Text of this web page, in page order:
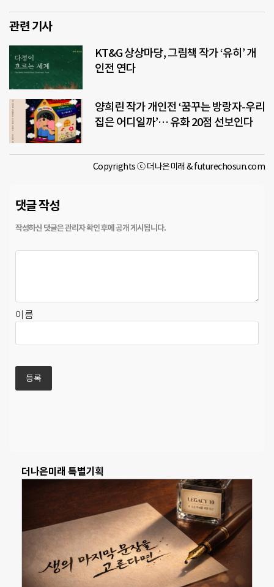
관련 기사
KT&G 상상마당, 그림책 작가 ‘유히’ 개
인전 연다
양희린 작가 개인전 ‘꿈꾸는 방랑자-우리
집은 어디일까’… 유화 20점 선보인다
Copyrights ⓒ 더나은미래 & futurechosun.com
댓글 작성
이름
더나은미래 특별기획